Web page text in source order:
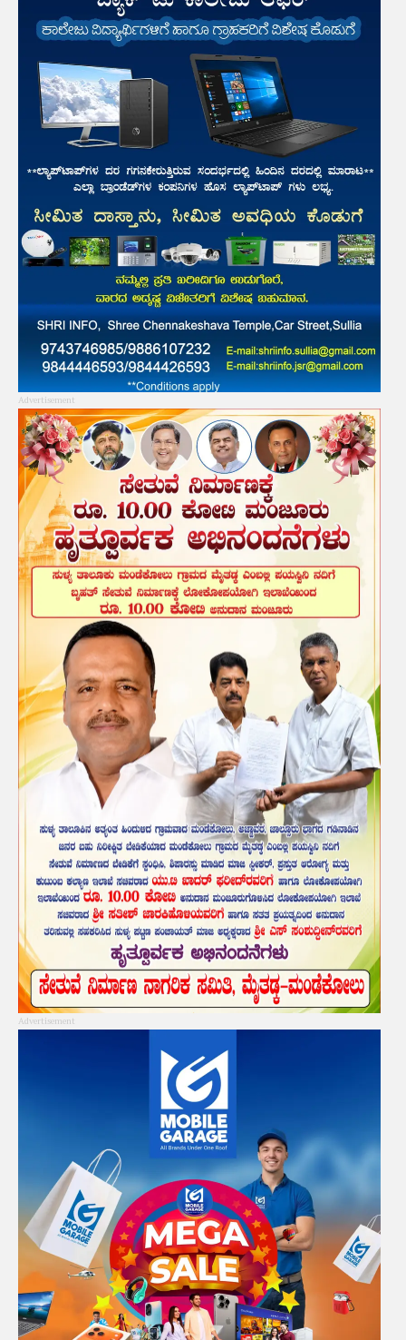
Advertisement
Advertisement